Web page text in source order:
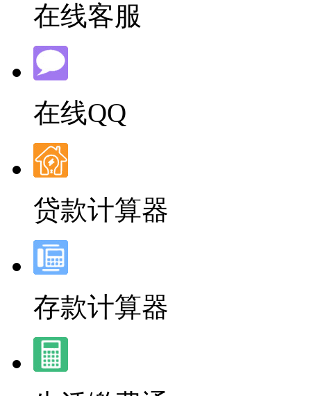
在线客服
在线QQ
贷款计算器
存款计算器